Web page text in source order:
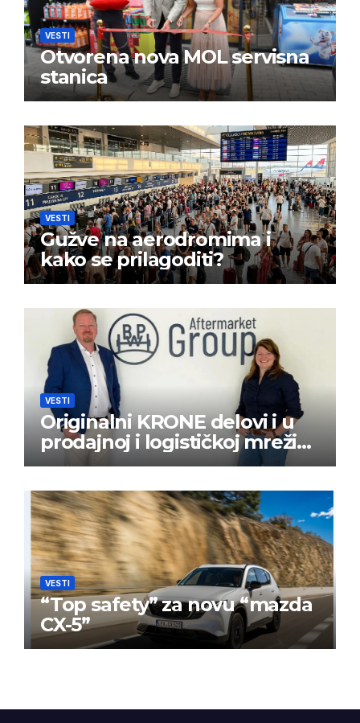
VESTI
Otvorena nova MOL servisna
stanica
VESTI
Gužve na aerodromima i
kako se prilagoditi?
VESTI
Originalni KRONE delovi i u
prodajnoj i logističkoj mreži
BPW Aftermarket grupe
VESTI
“Top safety” za novu “mazda
CX-5”